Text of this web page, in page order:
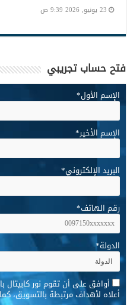
23 يونيو, 2026 9:39 ص
فتح حساب تجريبي
الإسم الأول*
الإسم الأخير*
البريد الإلكتروني*
رقم الهاتف*
الدولة*
* أوافق على أن تقوم نور كابيتال
أعلاه لأهداف مرتبطة بالتسويق،